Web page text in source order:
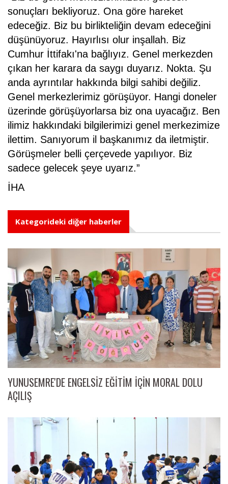
sonuçları bekliyoruz. Ona göre hareket
edeceğiz. Biz bu birlikteliğin devam edeceğini
düşünüyoruz. Hayırlısı olur inşallah. Biz
Cumhur İttifakı'na bağlıyız. Genel merkezden
çıkan her karara da saygı duyarız. Nokta. Şu
anda ayrıntılar hakkında bilgi sahibi değiliz.
Genel merkezlerimiz görüşüyor. Hangi doneler
üzerinde görüşüyorlarsa biz ona uyacağız. Ben
ilimiz hakkındaki bilgilerimizi genel merkezimize
ilettim. Sanıyorum il başkanımız da iletmiştir.
Görüşmeler belli çerçevede yapılıyor. Biz
sadece gelecek şeye uyarız.”
İHA
Kategorideki diğer haberler
YUNUSEMRE'DE ENGELSİZ EĞİTİM İÇİN MORAL DOLU
AÇILIŞ